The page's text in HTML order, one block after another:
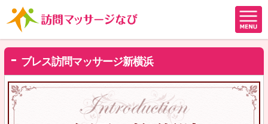
ブレス訪問マッサージ新横浜